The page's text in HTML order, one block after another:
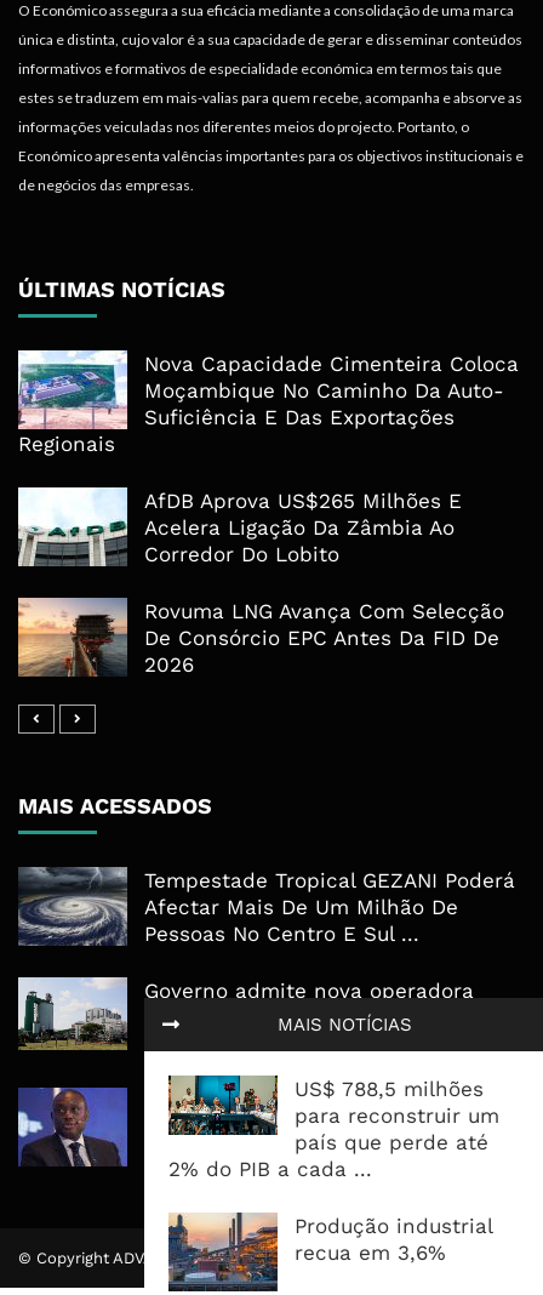
MAIS NOTÍCIAS
US$ 788,5 milhões
para reconstruir um
país que perde até
2% do PIB a cada ...
Produção industrial
recua em 3,6%
O Económico assegura a sua eficácia mediante a consolidação de uma marca
única e distinta, cujo valor é a sua capacidade de gerar e disseminar conteúdos
informativos e formativos de especialidade económica em termos tais que
estes se traduzem em mais-valias para quem recebe, acompanha e absorve as
informações veiculadas nos diferentes meios do projecto. Portanto, o
Económico apresenta valências importantes para os objectivos institucionais e
de negócios das empresas.
ÚLTIMAS NOTÍCIAS
Nova Capacidade Cimenteira Coloca
Moçambique No Caminho Da Auto-
Suficiência E Das Exportações
Regionais
AfDB Aprova US$265 Milhões E
Acelera Ligação Da Zâmbia Ao
Corredor Do Lobito
Rovuma LNG Avança Com Selecção
De Consórcio EPC Antes Da FID De
2026
MAIS ACESSADOS
Tempestade Tropical GEZANI Poderá
Afectar Mais De Um Milhão De
Pessoas No Centro E Sul ...
Governo admite nova operadora
para a Mozal após suspensão das
CEO do Standard Bank pede ao
Governo que “saia do caminho” e
facilite os negócios
© Copyright ADVALUE. Todos Direitos Reservados.